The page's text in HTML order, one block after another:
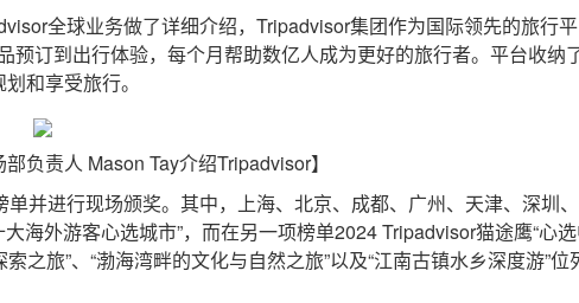
全球业务做了详细介绍，Tripadvisor集团作为国际领先的旅行平
订到出行体验，每个月帮助数亿人成为更好的旅行者。平台收纳
和享受旅行。
负责人 Mason Tay介绍Tripadvisor】
进行现场颁奖。其中，上海、北京、成都、广州、天津、深圳
海外游客心选城市”，而在另一项榜单2024 Tripadvisor猫途鹰“心
之旅”、“渤海湾畔的文化与自然之旅”以及“江南古镇水乡深度游”位